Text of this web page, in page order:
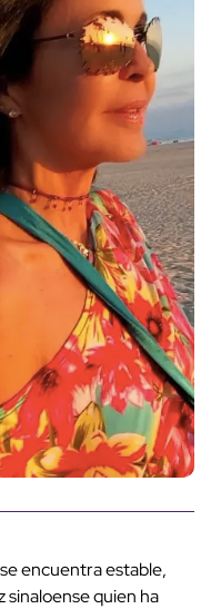
encuentra estable,
sinaloense quien ha